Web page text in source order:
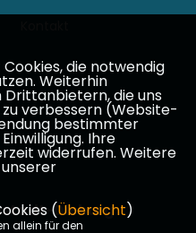
Dieburg
die notwendig
Weiterhin
die uns
verbessern (Website-
bestimmter
Ihre
widerrufen. Weitere
(Übersicht)
allein für den